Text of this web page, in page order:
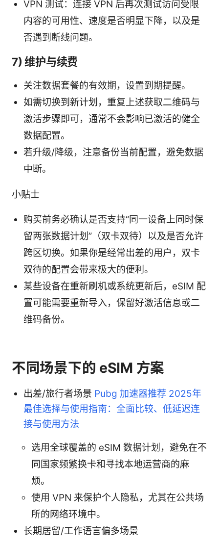
VPN 测试：连接 VPN 后再次测试访问受限
内容的可用性、速度是否明显下降，以及是
否遇到断线问题。
7) 维护与续费
关注数据套餐的有效期，设置到期提醒。
如需切换到新计划，重复上述获取二维码与
激活步骤即可，通常不会影响已激活的健全
数据配置。
若升级/降级，注意备份当前配置，避免数据
中断。
小贴士
购买前务必确认是否支持“同一设备上同时保
留两张数据计划”（双卡双待）以及是否允许
跨区切换。如果你是经常出差的用户，双卡
双待的配置会带来极大的便利。
某些设备在重新刷机或系统更新后，eSIM 配
置可能需要重新导入，保留好激活信息或二
维码备份。
不同场景下的 eSIM 方案
出差/旅行者场景 Pubg 加速器推荐 2025年
最佳选择与使用指南：全面比较、低延迟连
接与使用方法
选用全球覆盖的 eSIM 数据计划，避免在不
同国家频繁换卡和寻找本地运营商的麻
烦。
使用 VPN 来保护个人隐私，尤其在公共场
所的网络环境中。
长期居留/工作语言偏多场景